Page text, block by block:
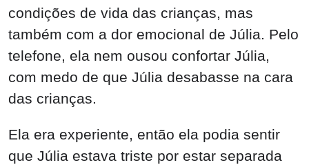
condições de vida das crianças, mas
também com a dor emocional de Júlia. Pelo
telefone, ela nem ousou confortar Júlia,
com medo de que Júlia desabasse na cara
das crianças.
Ela era experiente, então ela podia sentir
que Júlia estava triste por estar separada